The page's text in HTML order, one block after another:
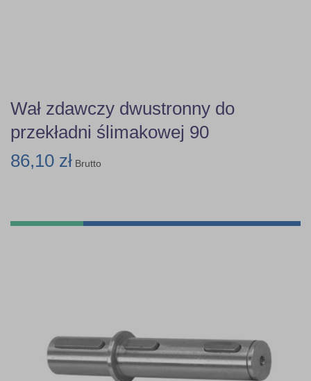
Wał zdawczy dwustronny do
przekładni ślimakowej 90
86,10 zł Brutto